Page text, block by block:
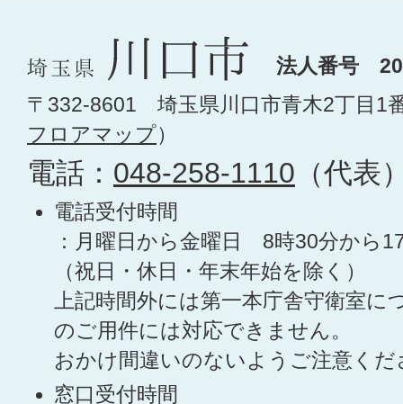
法人番号
〒332-8601 埼玉県川口市青木2丁目1
フロアマップ）
電話： 048-258-1110 （代表
電話受付時間
：月曜日から金曜日 8時30分から
（祝日・休日・年末年始を除く）
上記時間外には第一本庁舎守衛室に
のご用件には対応できません。
おかけ間違いのないようご注意くだ
窓口受付時間